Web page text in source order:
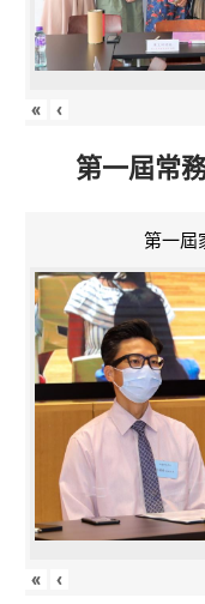
« ‹
第一屆常
第一屆
« ‹